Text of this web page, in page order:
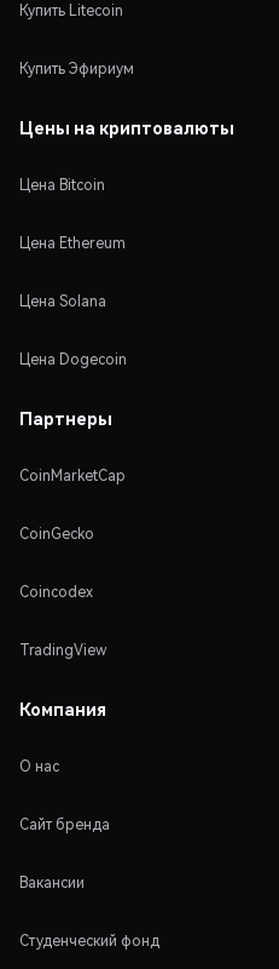
Купить Litecoin
Купить Эфириум
Цены на криптовалюты
Цена Bitcoin
Цена Ethereum
Цена Solana
Цена Dogecoin
Партнеры
CoinMarketCap
CoinGecko
Coincodex
TradingView
Компания
О нас
Сайт бренда
Вакансии
Студенческий фонд